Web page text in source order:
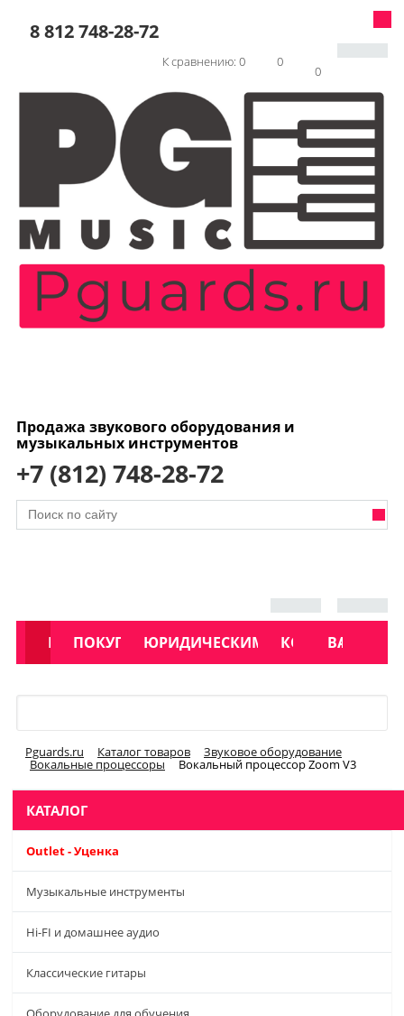
8 812 748-28-72
0
0
К сравнению: 0
Продажа звукового оборудования и
музыкальных инструментов
+7 (812) 748-28-72
АКЦИИ
КАТАЛОГ
ПОКУПАТЕЛЯМЮРИДИЧЕСКИМ ЛИЦАМКОНТАКТЫ
УСЛУГИ
Pguards.ru Каталог товаров Звуковое оборудование
Вокальные процессоры Вокальный процессор Zoom V3
КАТАЛОГ
Outlet - Уценка
Музыкальные инструменты
Hi-FI и домашнее аудио
Классические гитары